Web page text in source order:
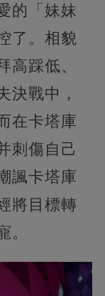
的「妹妹
了。相貌
高踩低、
決戰中，
在卡塔庫
刺傷自己
諷卡塔庫
將目標轉
。